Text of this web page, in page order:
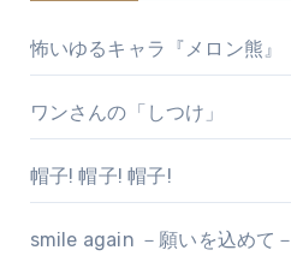
怖いゆるキャラ『メロン熊』
ワンさんの「しつけ」
帽子! 帽子! 帽子!
smile again －願いを込めて－